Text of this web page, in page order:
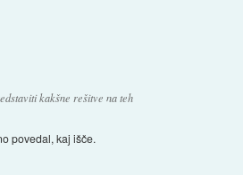
kakšne rešitve na teh
povedal, kaj išče.